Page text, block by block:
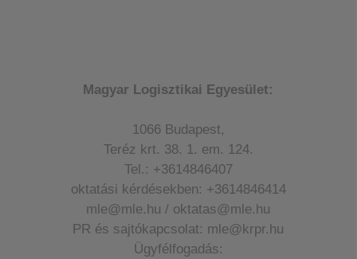
Magyar Logisztikai Egyesület:
1066 Budapest,
Teréz krt. 38. 1. em. 124.
Tel.: +3614846407
oktatási kérdésekben: +3614846414
mle@mle.hu / oktatas@mle.hu
PR és sajtókapcsolat: mle@krpr.hu
Ügyfélfogadás: